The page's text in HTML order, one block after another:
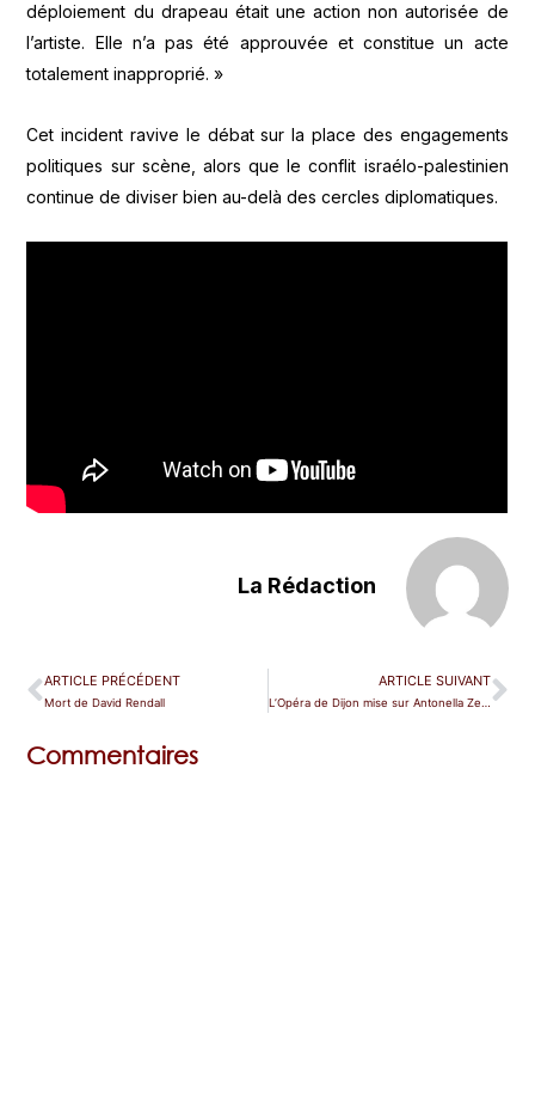
déploiement du drapeau était une action non autorisée de
l’artiste. Elle n’a pas été approuvée et constitue un acte
totalement inapproprié. »
Cet incident ravive le débat sur la place des engagements
politiques sur scène, alors que le conflit israélo-palestinien
continue de diviser bien au-delà des cercles diplomatiques.
La Rédaction
ARTICLE PRÉCÉDENT
Mort de David Rendall
ARTICLE SUIVANT
Commentaires